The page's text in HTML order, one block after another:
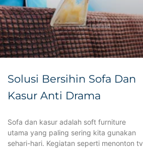
Solusi Bersihin Sofa Dan
Kasur Anti Drama
Sofa dan kasur adalah soft furniture
utama yang paling sering kita gunakan
sehari-hari. Kegiatan seperti menonton tv